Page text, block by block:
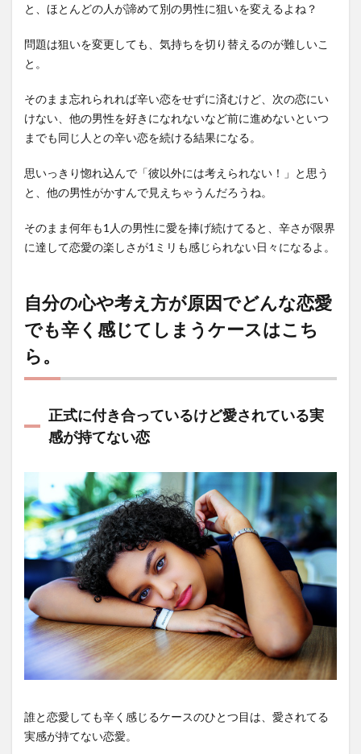
と、ほとんどの人が諦めて別の男性に狙いを変えるよね？
問題は狙いを変更しても、気持ちを切り替えるのが難しいこ
と。
そのまま忘れられれば辛い恋をせずに済むけど、次の恋にい
けない、他の男性を好きになれないなど前に進めないといつ
までも同じ人との辛い恋を続ける結果になる。
思いっきり惚れ込んで「彼以外には考えられない！」と思う
と、他の男性がかすんで見えちゃうんだろうね。
そのまま何年も1人の男性に愛を捧げ続けてると、辛さが限界
に達して恋愛の楽しさが1ミリも感じられない日々になるよ。
自分の心や考え方が原因でどんな恋愛
でも辛く感じてしまうケースはこち
ら。
正式に付き合っているけど愛されている実
感が持てない恋
誰と恋愛しても辛く感じるケースのひとつ目は、愛されてる
実感が持てない恋愛。